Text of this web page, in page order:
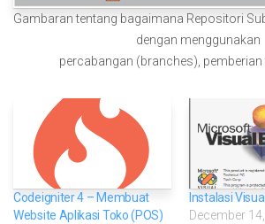
Gambaran tentang bagaimana Repositori
dengan menggunakan
percabangan (branches), pemberian
Codeigniter 4 – Membuat
Website Aplikasi Toko (POS)
Instalasi
December